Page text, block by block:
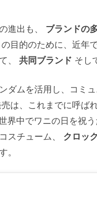
進出も、 ブランドの
目的のために、近年
、 共同ブランド そし
ダムを活用し、コミ
は、これまでに呼ば
界中でワニの日を祝
スチューム、 クロッ
。